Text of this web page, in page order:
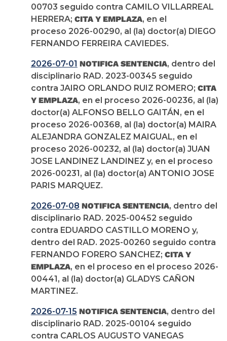
00703 seguido contra CAMILO VILLARREAL
HERRERA; CITA Y EMPLAZA, en el
proceso 2026-00290, al (la) doctor(a) DIEGO
FERNANDO FERREIRA CAVIEDES.
2026-07-01 NOTIFICA SENTENCIA, dentro del
disciplinario RAD. 2023-00345 seguido
contra JAIRO ORLANDO RUIZ ROMERO; CITA
Y EMPLAZA, en el proceso 2026-00236, al (la)
doctor(a) ALFONSO BELLO GAITÁN, en el
proceso 2026-00368, al (la) doctor(a) MAIRA
ALEJANDRA GONZALEZ MAIGUAL, en el
proceso 2026-00232, al (la) doctor(a) JUAN
JOSE LANDINEZ LANDINEZ y, en el proceso
2026-00231, al (la) doctor(a) ANTONIO JOSE
PARIS MARQUEZ.
2026-07-08 NOTIFICA SENTENCIA, dentro del
disciplinario RAD. 2025-00452 seguido
contra EDUARDO CASTILLO MORENO y,
dentro del RAD. 2025-00260 seguido contra
FERNANDO FORERO SANCHEZ; CITA Y
EMPLAZA, en el proceso en el proceso 2026-
00441, al (la) doctor(a) GLADYS CAÑON
MARTINEZ.
2026-07-15 NOTIFICA SENTENCIA, dentro del
disciplinario RAD. 2025-00104 seguido
contra CARLOS AUGUSTO VANEGAS